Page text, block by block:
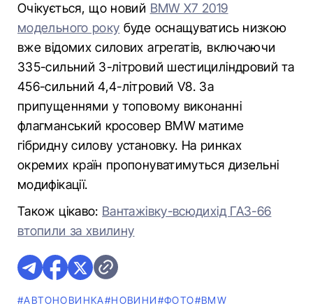
Очікується, що новий BMW X7 2019
модельного року буде оснащуватись низкою
вже відомих силових агрегатів, включаючи
335-сильний 3-літровий шестициліндровий та
456-сильний 4,4-літровий V8. За
припущеннями у топовому виконанні
флагманський кросовер BMW матиме
гібридну силову установку. На ринках
окремих країн пропонуватимуться дизельні
модифікації.
Також цікаво: Вантажівку-всюдихід ГАЗ-66
втопили за хвилину
#АВТОНОВИНКА#НОВИНИ#ФОТО#BMW